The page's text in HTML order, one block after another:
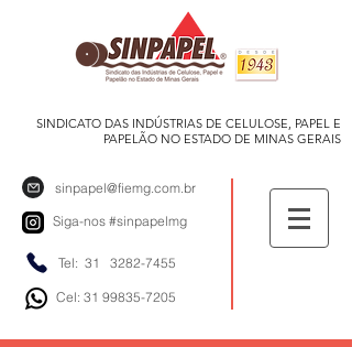
SINDICATO DAS INDÚSTRIAS DE CELULOSE, PAPEL E
PAPELÃO NO ESTADO DE MINAS GERAIS
sinpapel@fiemg.com.br
Siga-nos #sinpapelmg
Tel: 31 3282-7455
Cel: 31 99835-7205